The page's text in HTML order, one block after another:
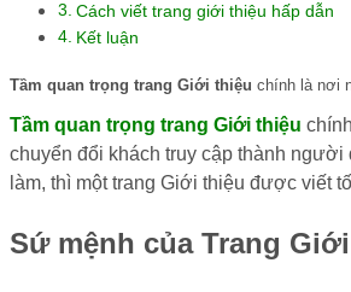
Cách viết trang giới thiệu hấp dẫn
Kết luận
Tầm quan trọng trang Giới thiệu chính là nơi
Tầm quan trọng trang Giới thiệu
chuyển đổi khách truy cập thành
làm, thì một trang Giới thiệu được viết
Sứ mệnh của Trang